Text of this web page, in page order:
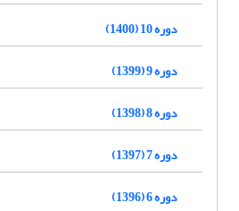
دوره 10 (1400)
دوره 9 (1399)
دوره 8 (1398)
دوره 7 (1397)
دوره 6 (1396)